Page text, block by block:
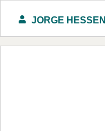
JORGE HESSEN